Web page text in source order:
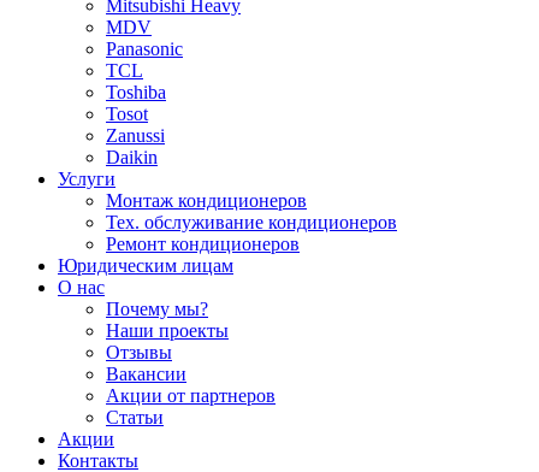
Mitsubishi Heavy
MDV
Panasonic
TCL
Toshiba
Tosot
Zanussi
Daikin
Услуги
Монтаж кондиционеров
Тех. обслуживание кондиционеров
Ремонт кондиционеров
Юридическим лицам
О нас
Почему мы?
Наши проекты
Отзывы
Вакансии
Акции от партнеров
Статьи
Акции
Контакты